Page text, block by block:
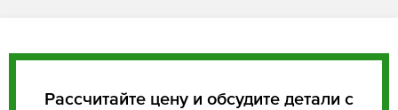
Рассчитайте цену и обсудите детали с